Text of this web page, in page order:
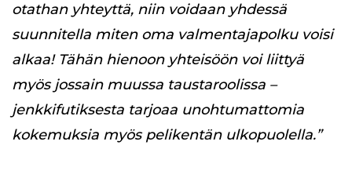
otathan yhteyttä, niin voidaan yhdessä
suunnitella miten oma valmentajapolku voisi
alkaa! Tähän hienoon yhteisöön voi liittyä
myös jossain muussa taustaroolissa –
jenkkifutiksesta tarjoaa unohtumattomia
kokemuksia myös pelikentän ulkopuolella.”